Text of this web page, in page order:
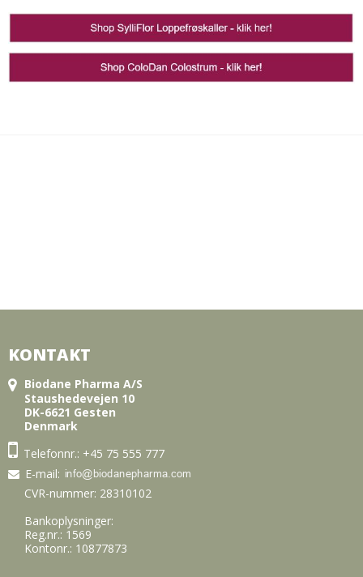
KONTAKT
Biodane Pharma A/S
Staushedevejen 10
DK-6621 Gesten
Denmark
Telefonnr.: +45 75 555 777
E-mail:
CVR-nummer: 28310102
Bankoplysninger:
Reg.nr.: 1569
Kontonr.: 10877873